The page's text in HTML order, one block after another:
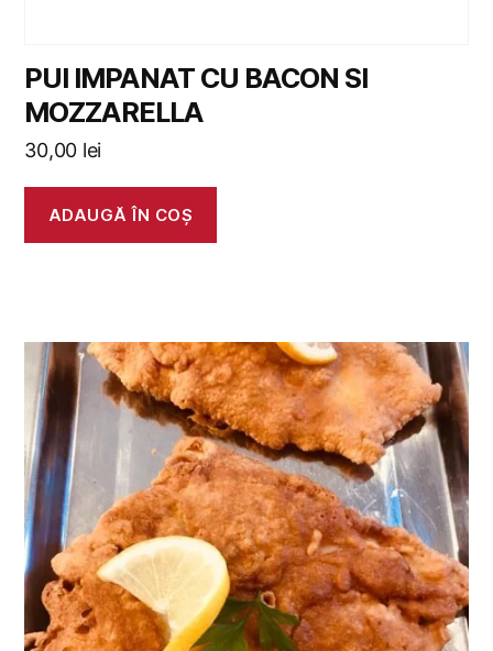
PUI IMPANAT CU BACON SI
MOZZARELLA
30,00 lei
ADAUGĂ ÎN COȘ